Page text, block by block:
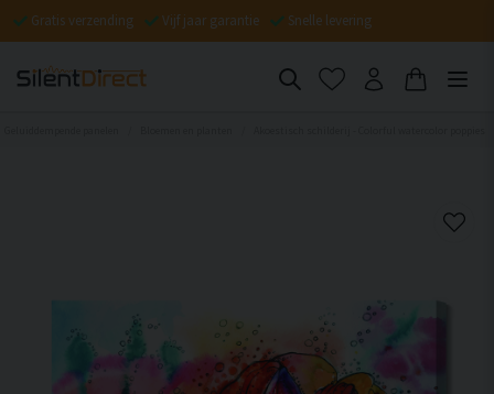
Gratis verzending Vijf jaar garantie Snelle levering